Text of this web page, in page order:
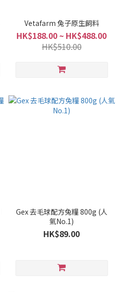
Vetafarm 兔子原生飼料
HK$188.00 ~ HK$488.00
HK$510.00
Gex 去毛球配方兔糧 800g (人
氣No.1)
HK$89.00